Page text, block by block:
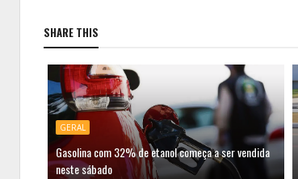
SHARE THIS
GERAL
Gasolina com 32% de etanol começa a ser vendida
neste sábado